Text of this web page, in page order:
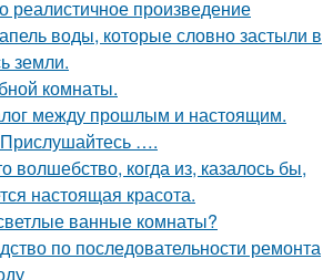
реалистичное произведение
воды, которые словно застыли в
земли.
комнаты.
между прошлым и настоящим.
….
волшебство, когда из, казалось бы,
настоящая красота.
ванные комнаты?
по последовательности ремонта